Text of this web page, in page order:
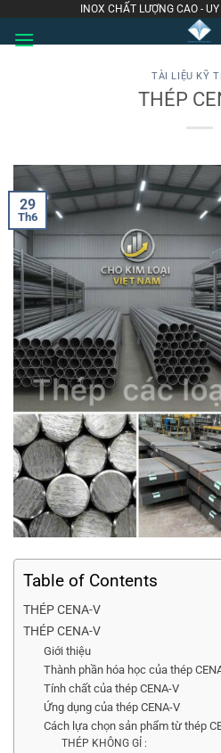
qua
INOX CHẤT LƯỢNG CAO -
TÀI LIỆU KỸ
THÉP
29
Th6
Table of Contents
THÉP CENA-V
THÉP CENA-V
Giới thiệu
Thành phần hóa học của thép
Tính chất của thép CENA-V
Ứng dụng của thép CENA-V
Cách lựa chọn sản phẩm từ thép
THÉP KHÔNG GỈ :